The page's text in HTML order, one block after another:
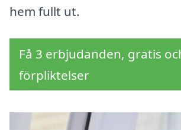
hem fullt ut.
Få 3 erbjudanden, gratis
förpliktelser